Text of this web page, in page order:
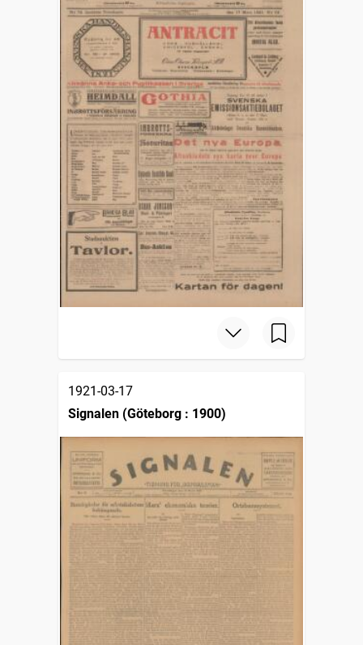
1921-03-17
Signalen (Göteborg : 1900)